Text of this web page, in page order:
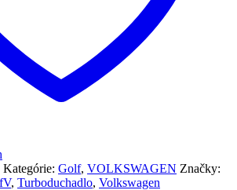
Kategórie: Golf, VOLKSWAGEN Značky:
, Turboduchadlo, Volkswagen